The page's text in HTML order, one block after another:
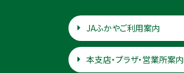
JAふかやご利用案内
本支店・プラザ・営業所案内